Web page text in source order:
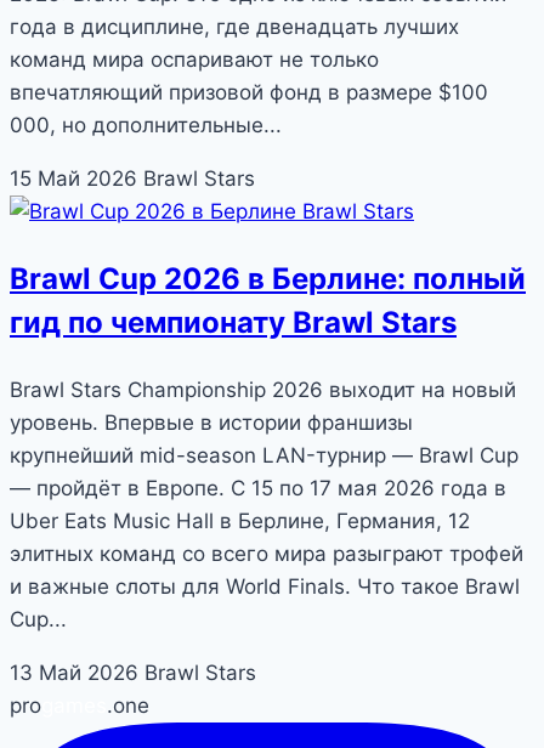
года в дисциплине, где двенадцать лучших
команд мира оспаривают не только
впечатляющий призовой фонд в размере $100
000, но дополнительные...
15 Май 2026 Brawl Stars
Brawl Stars
Brawl Cup 2026 в Берлине: полный
гид по чемпионату Brawl Stars
Brawl Stars Championship 2026 выходит на новый
уровень. Впервые в истории франшизы
крупнейший mid-season LAN-турнир — Brawl Cup
— пройдёт в Европе. С 15 по 17 мая 2026 года в
Uber Eats Music Hall в Берлине, Германия, 12
элитных команд со всего мира разыграют трофей
и важные слоты для World Finals. Что такое Brawl
Cup...
13 Май 2026 Brawl Stars
pro
.one